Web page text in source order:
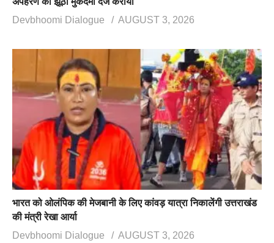
Devbhoomi Dialogue
AUGUST 3, 2026
भारत को ओलंपिक की मेजबानी के लिए कांवड़ यात्रा निकालेंगी उत्तराखंड
की मंत्री रेखा आर्या
Devbhoomi Dialogue
AUGUST 3, 2026